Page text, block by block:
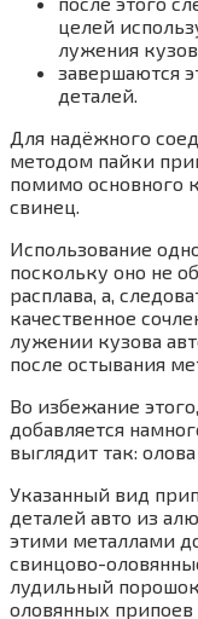
целей
лужения
завершаются
деталей.
Для надёжного
методом пайки
помимо основного
свинец.
Использование
поскольку оно не
расплава, а,
качественное
лужении кузова
после остывания
Во избежание
добавляется
выглядит так:
Указанный вид
деталей авто из
этими металлами
свинцово-
лудильный
оловянных